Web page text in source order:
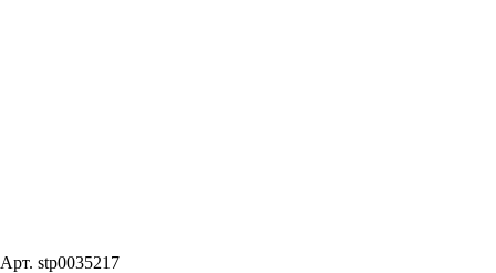
Арт. stp0035217